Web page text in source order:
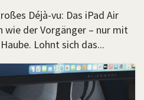
Déjà-vu: Das iPad Air
wie der Vorgänger – nur mit
Lohnt sich das...